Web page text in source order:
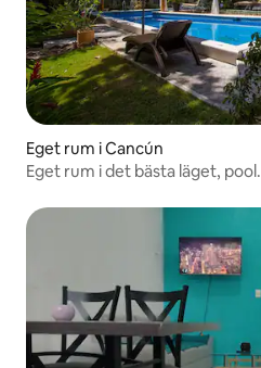
Eget rum i Cancún
Eget rum i det bästa läget, pool.